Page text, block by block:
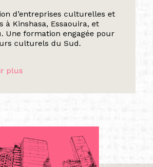
d’entreprises culturelles et
à Kinshasa, Essaouira, et
Une formation engagée pour
culturels du Sud.
plus